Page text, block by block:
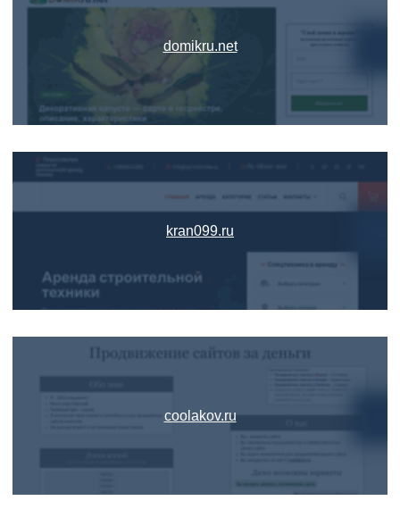
domikru.net
kran099.ru
coolakov.ru